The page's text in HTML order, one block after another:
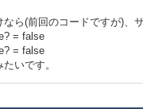
to-top}:void
g
do
position =
position =
ら(前回のコードですが)、
= false
= false
いです。